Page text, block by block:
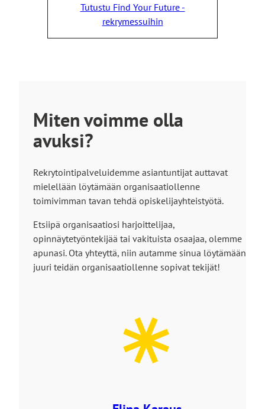
Tutustu Find Your Future -
rekrymessuihin
Miten voimme olla
avuksi?
Rekrytointipalveluidemme asiantuntijat auttavat
mielellään löytämään organisaatiollenne
toimivimman tavan tehdä opiskelijayhteistyötä.
Etsiipä organisaatiosi harjoittelijaa,
opinnäytetyöntekijää tai vakituista osaajaa, olemme
apunasi. Ota yhteyttä, niin autamme sinua löytämään
juuri teidän organisaatiollenne sopivat tekijät!